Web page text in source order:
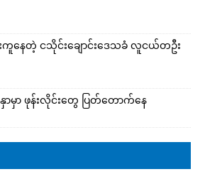
ကူနေတဲ့ ငသိုင်းချောင်းဒေသခံ လူငယ်တဦး
ာမှာ ဖုန်းလိုင်းတွေ ပြတ်တောက်နေ